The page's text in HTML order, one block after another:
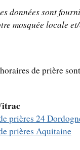
données sont
mosquée locale
de prière
prières 24
prières Aquitaine